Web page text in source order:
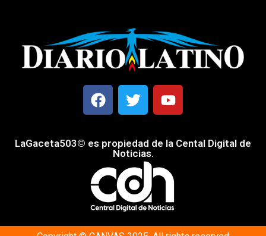
LaGaceta503© es propiedad de la Cental Digital de
Noticias.